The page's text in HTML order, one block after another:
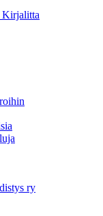
Kirjalitta
ry